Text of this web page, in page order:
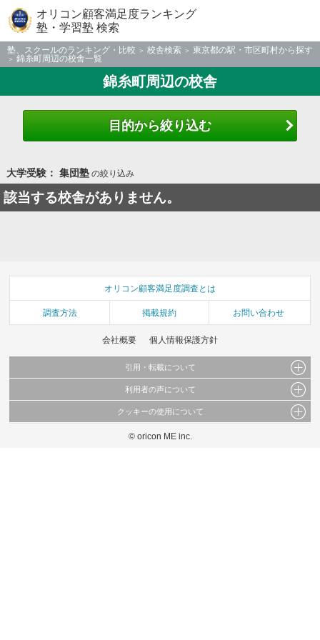
オリコン顧客満足度ランキング
塾・学習塾 検索
塾、スクールのランキング・比較 校舎検索
東京都の駅・市区町村から探す
錦糸町周辺の校舎一覧
錦糸町周辺の校舎
目的から絞り込む
大学受験： 集団塾の絞り込み
該当する校舎がありません。
オリコン顧客満足度調査とは
調査方法 掲載規約 お問い合わせ
会社概要 個人情報保護方針
引用・転載について
当サイトで公開されている情報（文字、写真、イラスト、画像データ等）及びこれらの配
これらの情報を権利者の許可なく無断転載・複製などの二次利用を行うことは固く禁じて
利用者の声について
当サイトに掲載している内容はすべてサービスの利用者が提出された見解・感想です。
弊社の見解・ 意見ではないことをご理解いただいた上でご覧ください。
クッキーの使用について
このサイトでは Cookie を使用して、ユーザーに合わせたコンテンツや広告の表示、ソー
© oricon ME inc.